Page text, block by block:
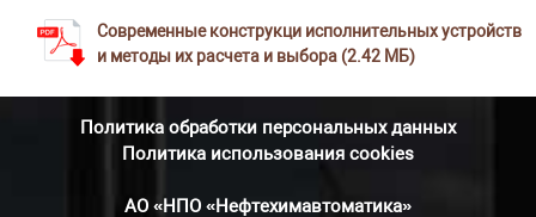
Современные конструкци исполнительных устройств
и методы их расчета и выбора (2.42 МБ)
Политика обработки персональных данных
Политика использования cookies
АО «НПО «Нефтехимавтоматика»